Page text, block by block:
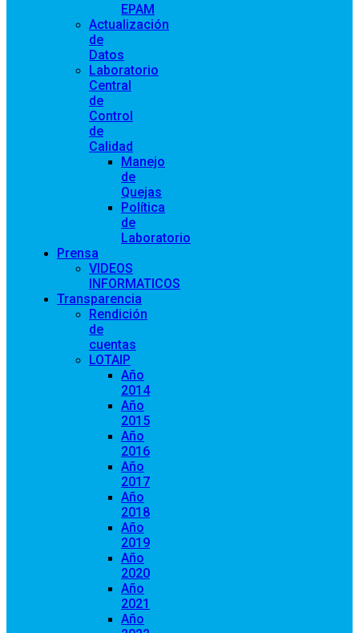
EPAM
Actualización
de
Datos
Laboratorio
Central
de
Control
de
Calidad
Manejo
de
Quejas
Política
de
Laboratorio
Prensa
VIDEOS
INFORMATICOS
Transparencia
Rendición
de
cuentas
LOTAIP
Año
2014
Año
2015
Año
2016
Año
2017
Año
2018
Año
2019
Año
2020
Año
2021
Año